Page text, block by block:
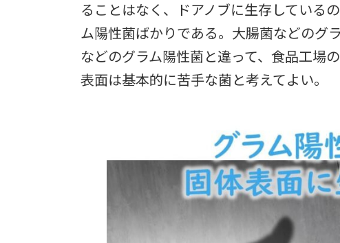
ることはなく、ドアノブに生存している
ム陽性菌ばかりである。大腸菌などのグ
などのグラム陽性菌と違って、食品工場
表面は基本的に苦手な菌と考えてよい。